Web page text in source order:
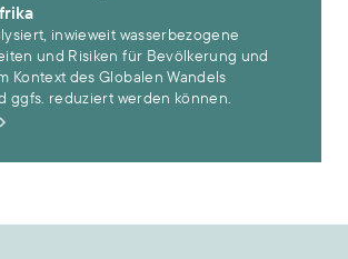
inwieweit wasserbezogene
und Risiken für Bevölkerung und
Kontext des Globalen Wandels
ggfs. reduziert werden können.